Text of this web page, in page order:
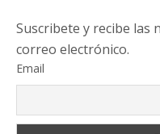
Suscribete y recibe las
correo electrónico.
Email